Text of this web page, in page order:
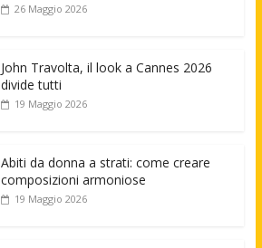
26 Maggio 2026
John Travolta, il look a Cannes 2026
divide tutti
19 Maggio 2026
Abiti da donna a strati: come creare
composizioni armoniose
19 Maggio 2026